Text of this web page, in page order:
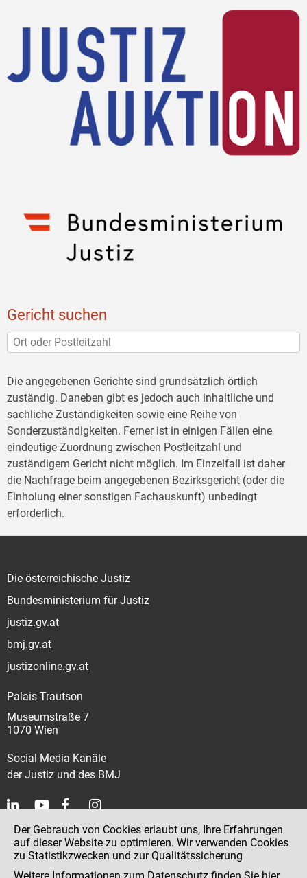
Gericht suchen
Die angegebenen Gerichte sind grundsätzlich örtlich
zuständig. Daneben gibt es jedoch auch inhaltliche und
sachliche Zuständigkeiten sowie eine Reihe von
Sonderzuständigkeiten. Ferner ist in einigen Fällen eine
eindeutige Zuordnung zwischen Postleitzahl und
zuständigem Gericht nicht möglich. Im Einzelfall ist daher
die Nachfrage beim angegebenen Bezirksgericht (oder die
Einholung einer sonstigen Fachauskunft) unbedingt
erforderlich.
Die österreichische Justiz
Bundesministerium für Justiz
justiz.gv.at
bmj.gv.at
justizonline.gv.at
Palais Trautson
Museumstraße 7
1070 Wien
Social Media Kanäle
der Justiz und des BMJ
Kontakt
Impressum
Der Gebrauch von Cookies erlaubt uns, Ihre Erfahrungen
auf dieser Website zu optimieren. Wir verwenden Cookies
zu Statistikzwecken und zur Qualitätssicherung